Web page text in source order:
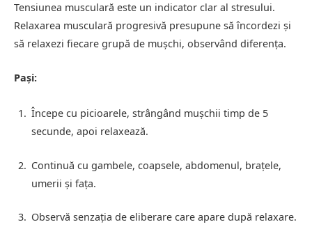
Tensiunea musculară este un indicator clar al stresului.
Relaxarea musculară progresivă presupune să încordezi și
să relaxezi fiecare grupă de mușchi, observând diferența.
Pași:
Începe cu picioarele, strângând mușchii timp de 5
secunde, apoi relaxează.
Continuă cu gambele, coapsele, abdomenul, brațele,
umerii și fața.
Observă senzația de eliberare care apare după relaxare.